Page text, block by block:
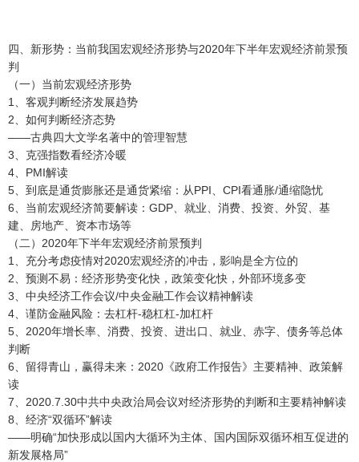
四、新形势：当前我国宏观经济形势与2020年下半年宏观经济前景预
判
（一）当前宏观经济形势
1、客观判断经济发展趋势
2、如何判断经济态势
——古典四大文学名著中的管理智慧
3、克强指数看经济冷暖
4、PMI解读
5、到底是通货膨胀还是通货紧缩：从PPI、CPI看通胀/通缩隐忧
6、当前宏观经济简要解读：GDP、就业、消费、投资、外贸、基
建、房地产、资本市场等
（二）2020年下半年宏观经济前景预判
1、充分考虑疫情对2020宏观经济的冲击，影响是全方位的
2、预测不易：经济形势变化快，政策变化快，外部环境多变
3、中央经济工作会议/中央金融工作会议精神解读
4、谨防金融风险：去杠杆-稳杠杠-加杠杆
5、2020年增长率、消费、投资、进出口、就业、赤字、债务等总体
判断
6、留得青山，赢得未来：2020《政府工作报告》主要精神、政策解
读
7、2020.7.30中共中央政治局会议对经济形势的判断和主要精神解读
8、经济“双循环”解读
——明确“加快形成以国内大循环为主体、国内国际双循环相互促进的
新发展格局”